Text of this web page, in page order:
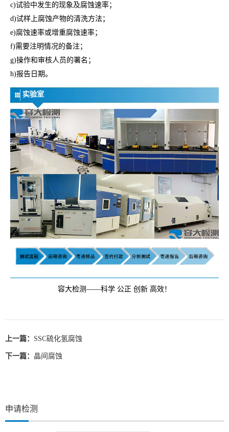
c)试验中发生的现象及腐蚀速率；
d)试样上腐蚀产物的清洗方法；
e)腐蚀速率或增重腐蚀速率；
f)需要注明情况的备注；
g)操作和审核人员的署名；
h)报告日期。
实验室
容大检测——科学 公正 创新 高效！
上一篇： SSC硫化氢腐蚀
下一篇： 晶间腐蚀
申请检测